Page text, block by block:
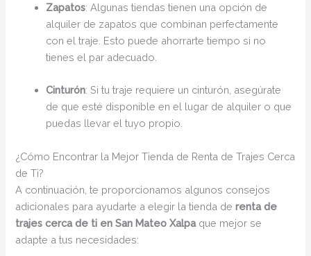
Zapatos: Algunas tiendas tienen una opción de
alquiler de zapatos que combinan perfectamente
con el traje. Esto puede ahorrarte tiempo si no
tienes el par adecuado.
Cinturón: Si tu traje requiere un cinturón, asegúrate
de que esté disponible en el lugar de alquiler o que
puedas llevar el tuyo propio.
¿Cómo Encontrar la Mejor Tienda de Renta de Trajes Cerca
de Ti?
A continuación, te proporcionamos algunos consejos
adicionales para ayudarte a elegir la tienda derenta de
trajes cerca de ti en San Mateo Xalpaque mejor se
adapte a tus necesidades: